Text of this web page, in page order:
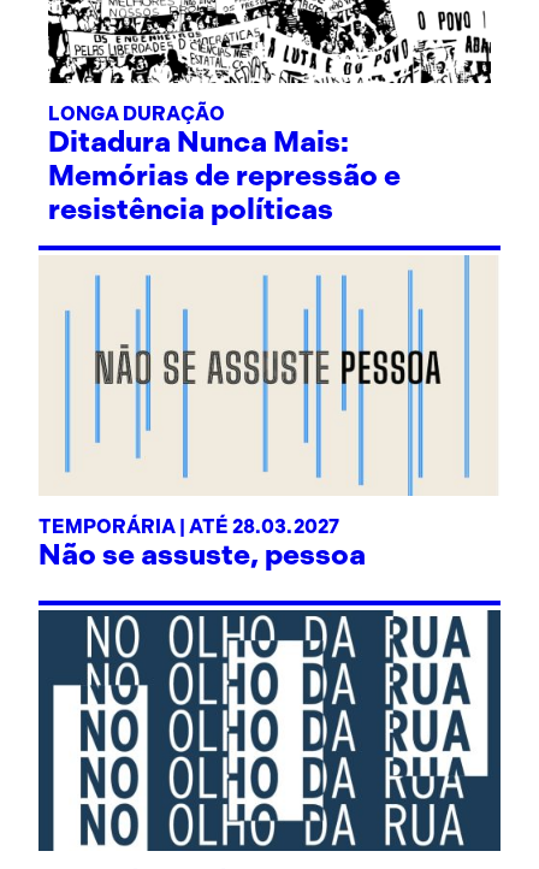
LONGA DURAÇÃO
Ditadura Nunca Mais:
Memórias de repressão e
resistência políticas
TEMPORÁRIA | ATÉ 28.03.2027
Não se assuste, pessoa